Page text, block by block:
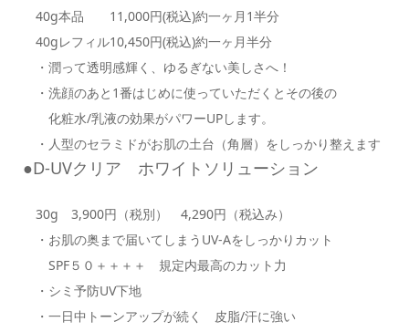
40g本品 11,000円(税込)約一ヶ月1半分
40gレフィル10,450円(税込)約一ヶ月半分
・潤って透明感輝く、ゆるぎない美しさへ！
・洗顔のあと1番はじめに使っていただくとその後の
化粧水/乳液の効果がパワーUPします。
・人型のセラミドがお肌の土台（角層）をしっかり整えます
●D-UVクリア ホワイトソリューション
30g 3,900円（税別） 4,290円（税込み）
・お肌の奥まで届いてしまうUV-Aをしっかりカット
SPF５０＋＋＋＋ 規定内最高のカット力
・シミ予防UV下地
・一日中トーンアップが続く 皮脂/汗に強い